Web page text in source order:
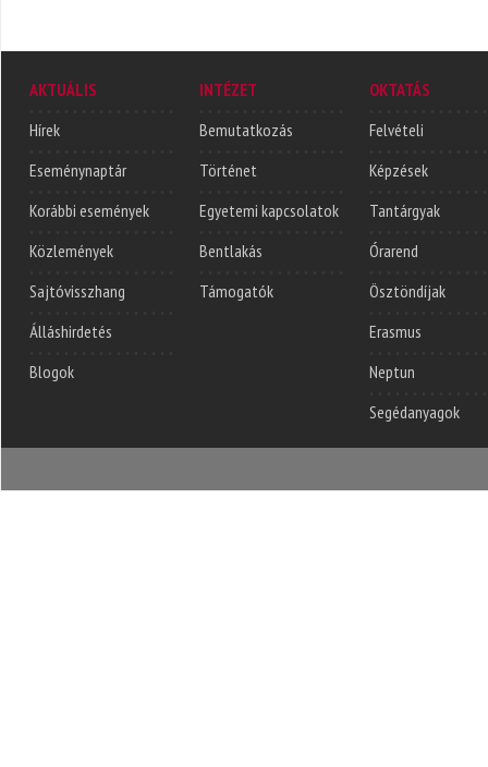
AKTUÁLIS
Hírek
Eseménynaptár
Korábbi események
Közlemények
Sajtóvisszhang
Álláshirdetés
Blogok
INTÉZET
Bemutatkozás
Történet
Egyetemi kapcsolatok
Bentlakás
Támogatók
OKTATÁS
Felvételi
Képzések
Tantárgyak
Órarend
Ösztöndíjak
Erasmus
Neptun
Segédanyagok